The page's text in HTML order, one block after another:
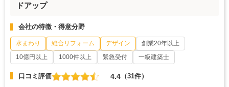
ドアップ
会社の特徴・得意分野
水まわり 総合リフォーム デザイン
創業20年以上
10億円以上
1000件以上 緊急受付 一級建築士
口コミ評価 4.4 （31件）